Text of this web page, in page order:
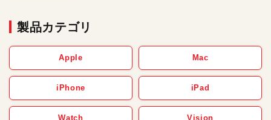
製品カテゴリ
Apple Mac
iPhone iPad
Watch Vision